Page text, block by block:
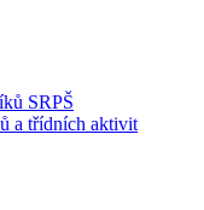
SRPŠ
a třídních aktivit